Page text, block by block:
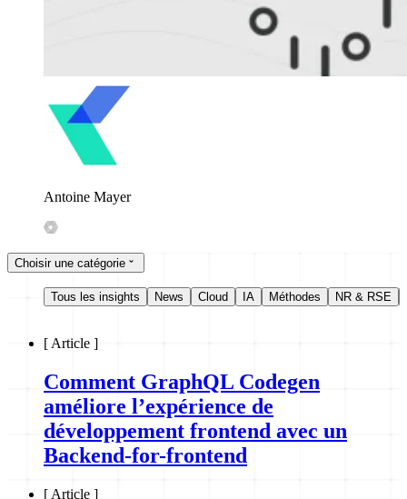
Antoine Mayer
Choisir une catégorie
Tous les insights News Cloud IA Méthodes NR & RSE
[ Article ]
Comment GraphQL Codegen
améliore l’expérience de
développement frontend avec un
Backend-for-frontend
[ Article ]